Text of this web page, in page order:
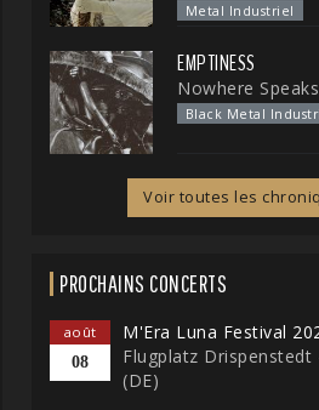
Metal Industriel
EMPTINESS
Nowhere Speaks
Black Metal
Voir toutes les
PROCHAINS CONCERTS
août
08
M'Era Luna Festival
Flugplatz Drispenstedt
(DE)